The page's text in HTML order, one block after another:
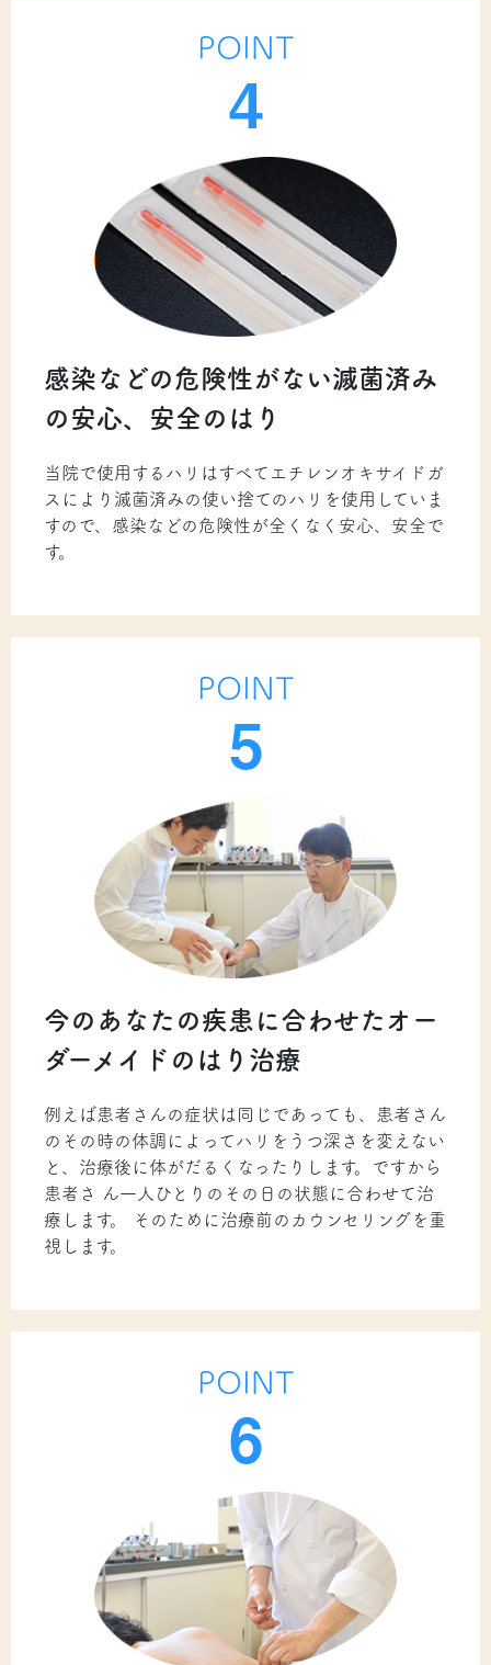
POINT
4
感染などの危険性がない滅菌済み
の安心、安全のはり
当院で使用するハリはすべてエチレンオキサイドガ
スにより滅菌済みの使い捨てのハリを使用していま
すので、感染などの危険性が全くなく安心、安全で
す。
POINT
5
今のあなたの疾患に合わせたオー
ダーメイドのはり治療
例えば患者さんの症状は同じであっても、患者さん
のその時の体調によってハリをうつ深さを変えない
と、治療後に体がだるくなったりします。ですから
患者さ ん一人ひとりのその日の状態に合わせて治
療します。 そのために治療前のカウンセリングを重
視します。
POINT
6